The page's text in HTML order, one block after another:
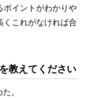
イントがわかりや
これがなければ合
教えてください
。